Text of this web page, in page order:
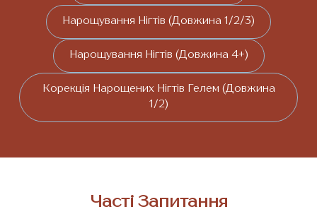
Нарощування Нігтів (Довжина 1/2/3)
Нарощування Нігтів (Довжина 4+)
Корекція Нарощених Нігтів Гелем (Довжина
1/2)
Часті Запитання